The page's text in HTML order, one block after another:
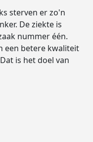
sterven er zo'n
De ziekte is
nummer één.
een betere kwaliteit
is het doel van